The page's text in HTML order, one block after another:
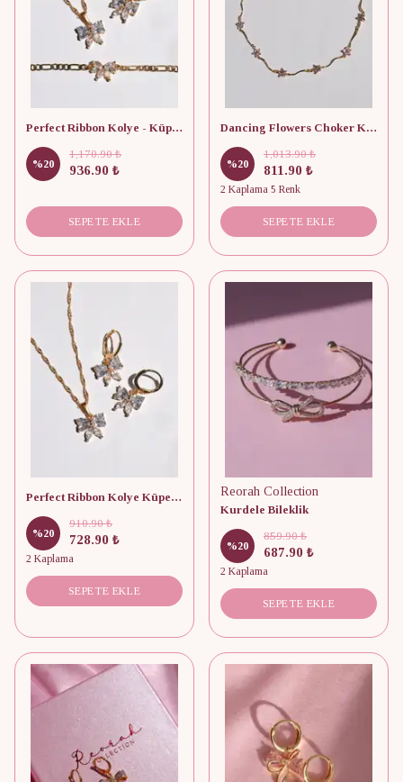
Perfect Ribbon Kolye - Küpe - Bileklik Seti
%20
1,170.90 ₺
936.90 ₺
SEPETE EKLE
Dancing Flowers Choker Kolye
%20
1,013.90 ₺
811.90 ₺
2 Kaplama 5 Renk
SEPETE EKLE
Perfect Ribbon Kolye Küpe Seti
%20
910.90 ₺
728.90 ₺
2 Kaplama
SEPETE EKLE
Reorah Collection
Kurdele Bileklik
%20
859.90 ₺
687.90 ₺
2 Kaplama
SEPETE EKLE